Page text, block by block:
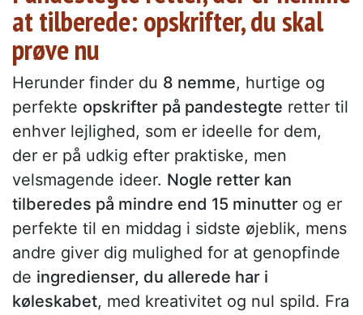
at tilberede: opskrifter, du skal
prøve nu
Herunder finder du 8 nemme, hurtige og
perfekte opskrifter på pandestegte retter til
enhver lejlighed, som er ideelle for dem,
der er på udkig efter praktiske, men
velsmagende ideer. Nogle retter kan
tilberedes på mindre end 15 minutter og er
perfekte til en middag i sidste øjeblik, mens
andre giver dig mulighed for at genopfinde
de ingredienser, du allerede har i
køleskabet, med kreativitet og nul spild. Fra